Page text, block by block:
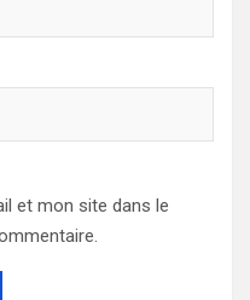
et mon site dans le